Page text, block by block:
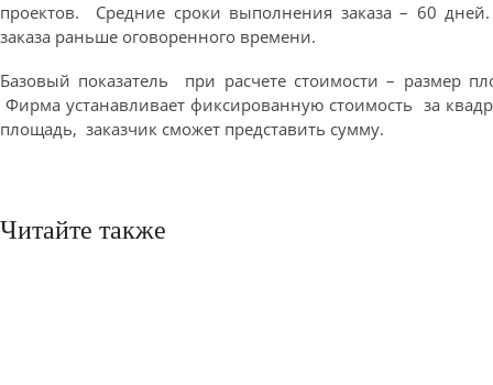
проектов. Средние сроки выполнения заказа – 60
заказа раньше оговоренного времени.
Базовый показатель при расчете стоимости – размер
Фирма устанавливает фиксированную стоимость за
площадь, заказчик сможет представить сумму.
Читайте также